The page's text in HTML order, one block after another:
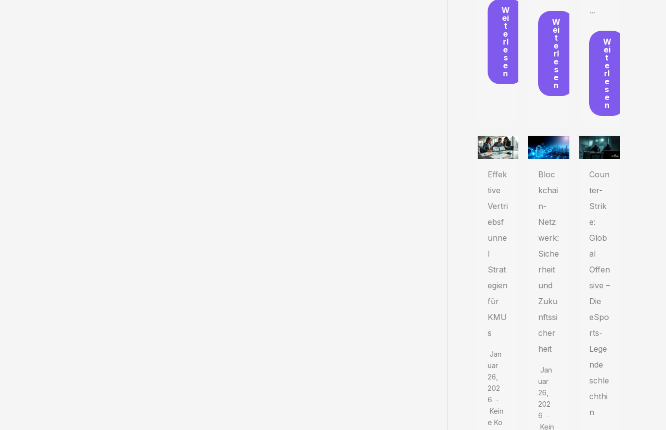
W
ei
t
e
rl
e
s
e
n
W
ei
t
e
rl
e
s
e
n
...
W
ei
t
e
rl
e
s
e
n
Effek
tive
Vertri
ebsf
unne
l
Strat
egien
für
KMU
s
Jan
Uar
26,
202
6
Kein
E Ko
Bloc
kchai
n-
Netz
werk:
Siche
rheit
und
Zuku
nftssi
cher
heit
Jan
Uar
26,
202
6
Kein
Coun
ter-
Strik
e:
Glob
al
Offen
sive –
Die
eSpo
rts-
Lege
nde
schle
chthi
n